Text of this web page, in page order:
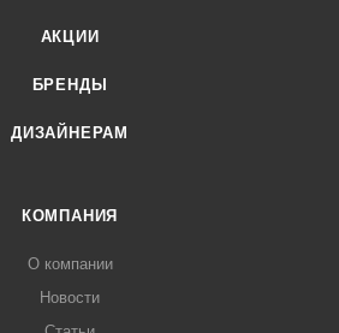
АКЦИИ
БРЕНДЫ
ДИЗАЙНЕРАМ
КОМПАНИЯ
О компании
Новости